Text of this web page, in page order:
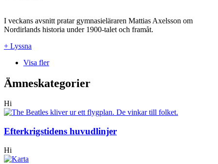
I veckans avsnitt pratar gymnasieläraren Mattias Axelsson om
Nordirlands historia under 1900-talet och framåt.
+ Lyssna
Visa fler
Ämneskategorier
Hi
Efterkrigstidens huvudlinjer
Hi